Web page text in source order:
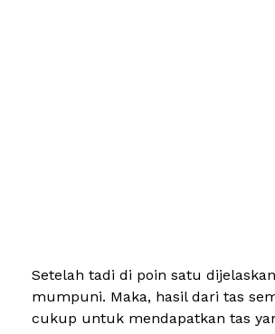
Setelah tadi di poin satu
mumpuni. Maka, hasil dari tas
cukup untuk mendapatkan tas